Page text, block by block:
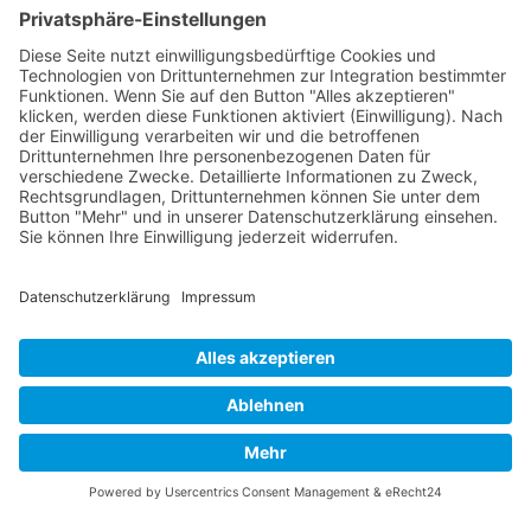
Unternehmen
Ganzheitliche Konzepte für Ihre
Mitarbeiterentwicklung
Individueller Skill-Katalog zur
Erweiterung Ihres internen
Weiterbildungsangebot
Nachhaltige Personalentwicklung
Finden Sie jetzt heraus ob unsere "Slack -